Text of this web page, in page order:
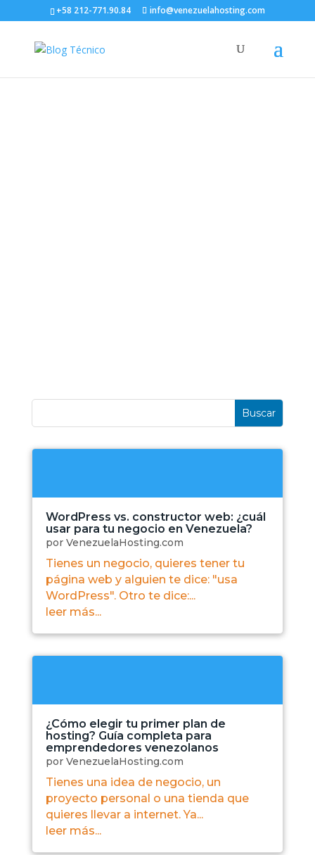
+58 212-771.90.84 info@venezuelahosting.com
WordPress vs. constructor web: ¿cuál
usar para tu negocio en Venezuela?
por VenezuelaHosting.com
Tienes un negocio, quieres tener tu
página web y alguien te dice: "usa
WordPress". Otro te dice:...
leer más...
¿Cómo elegir tu primer plan de
hosting? Guía completa para
emprendedores venezolanos
por VenezuelaHosting.com
Tienes una idea de negocio, un
proyecto personal o una tienda que
quieres llevar a internet. Ya...
leer más...